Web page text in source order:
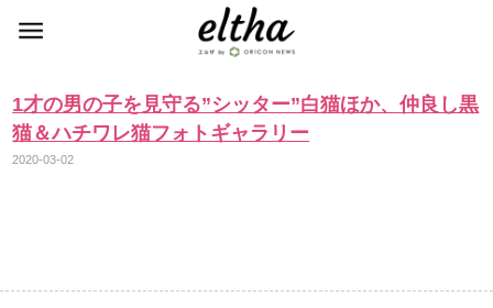
1才の男の子を見守る”シッター”白猫ほか、仲良し黒
猫＆ハチワレ猫フォトギャラリー
2020-03-02